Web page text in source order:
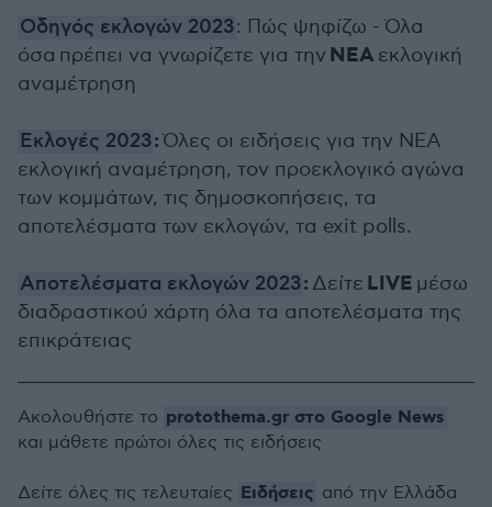
Οδηγός εκλογών 2023: Πώς ψηφίζω - Όλα
όσα πρέπει να γνωρίζετε για την ΝΕΑεκλογική
αναμέτρηση
Εκλογές 2023:Όλες οι ειδήσεις για την ΝΕΑ
εκλογική αναμέτρηση, τον προεκλογικό αγώνα
των κομμάτων, τις δημοσκοπήσεις, τα
αποτελέσματα των εκλογών, τα exit polls.
Αποτελέσματα εκλογών 2023: Δείτε LIVE μέσω
διαδραστικού χάρτη όλα τα αποτελέσματα της
επικράτειας
Ακολουθήστε το protothema.gr στο Google News
και μάθετε πρώτοι όλες τις ειδήσεις
Δείτε όλες τις τελευταίες Ειδήσεις από την Ελλάδα